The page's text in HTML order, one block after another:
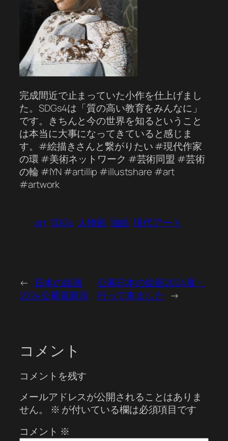
完成間近で止まっていた小作を仕上げまし
た。SDGs4は「質の高い教育をみんなに」
です。きちんと今の世界を知るということ
は本当に大事になってきていると感じま
す。#絵描きさんと繋がりたい #現代作家
の環 #美術ネットワーク #芸術同盟 #芸術
の輪 #IYN #artillip #illustshare #art
#artwork
art SDGs 人物画 油絵 現代アート
←
日本の絵画
2024公募展展示
公募日本の絵画2024展・
行って来ました →
コメント
コメントを残す
メールアドレスが公開されることはありま
せん。
※ が付いている欄は必須項目です
コメント ※